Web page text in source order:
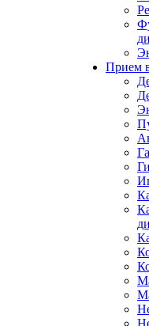
Прием